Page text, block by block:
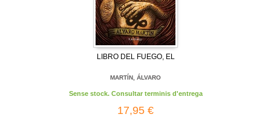
LIBRO DEL FUEGO, EL
MARTÍN, ÁLVARO
Sense stock. Consultar terminis d'entrega
17,95 €